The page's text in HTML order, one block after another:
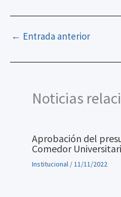
← Entrada anterior
Noticias
Aprobación del
Comedor
Institucional/11/11/2022